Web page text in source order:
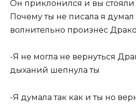
Он приклонился и вы стояли
Почему ты не писала я
волнительно произнёс Драко
-Я не могла не вернуться
дыханий шепнула ты
-Я думала так как и ты но